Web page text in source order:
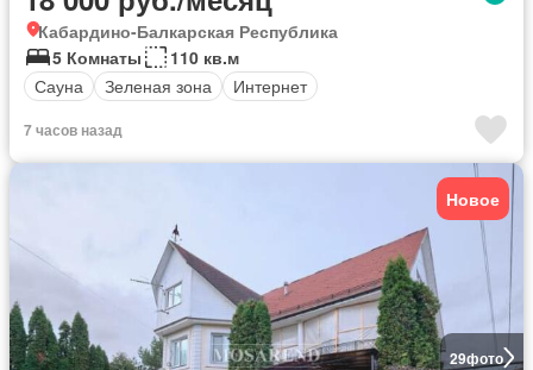
Кабардино-Балкарская Республика
5 Комнаты
110 кв.м
Сауна
Зеленая зона Интернет
7 часов назад
29фото
Новое